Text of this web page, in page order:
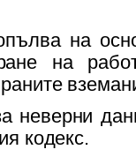
на
на
неверни
кодекс.